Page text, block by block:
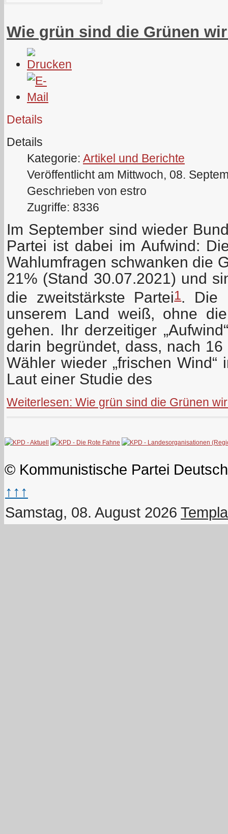
Wie grün sind die Grünen
Details
Details
Kategorie: Artikel und Berichte
Veröffentlicht am Mittwoch, 08.
Geschrieben von estro
Zugriffe: 8336
Im September sind wieder
Partei ist dabei im Aufwind:
Wahlumfragen schwanken die
21% (Stand 30.07.2021) und
die zweitstärkste Partei1. Die
unserem Land weiß, ohne
gehen. Ihr derzeitiger
darin begründet, dass, nach
Wähler wieder „frischen
Laut einer Studie des
Weiterlesen: Wie grün sind die Grünen
© Kommunistische Partei
↑↑↑
Samstag, 08. August 2026